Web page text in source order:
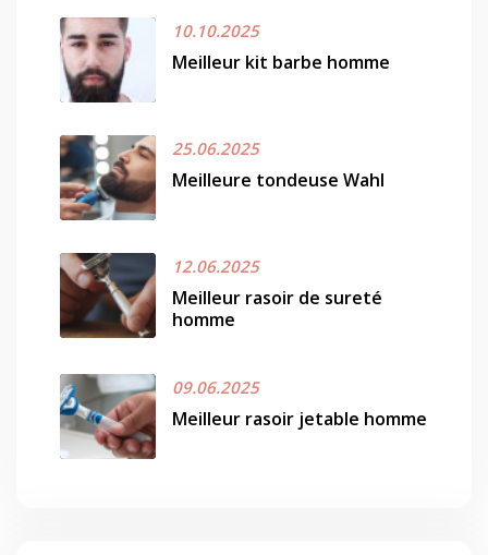
10.10.2025
Meilleur kit barbe homme
25.06.2025
Meilleure tondeuse Wahl
12.06.2025
Meilleur rasoir de sureté
homme
09.06.2025
Meilleur rasoir jetable homme